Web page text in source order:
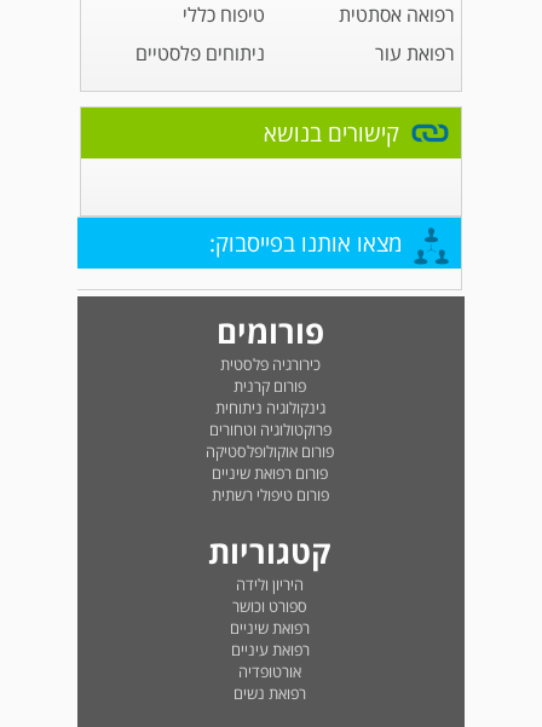
רפואה אסתטית
טיפוח כללי
רפואת עור
ניתוחים פלסטיים
קישורים בנושא
מצאו אותנו בפייסבוק:
פורומים
כירורגיה פלסטית
פורום קרנית
גינקולוגיה ניתוחית
פרוקטולוגיה וטחורים
פורום אוקולופלסטיקה
פורום רפואת שיניים
פורום טיפולי רשתית
קטגוריות
היריון ולידה
ספורט וכושר
רפואת שיניים
רפואת עיניים
אורטופדיה
רפואת נשים